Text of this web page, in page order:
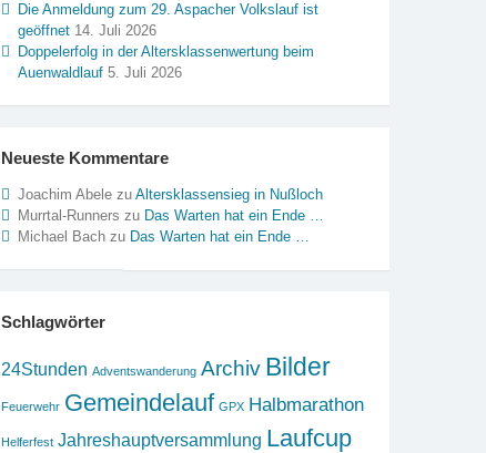
Die Anmeldung zum 29. Aspacher Volkslauf ist
geöffnet 14. Juli 2026
Doppelerfolg in der Altersklassenwertung beim
Auenwaldlauf 5. Juli 2026
Neueste Kommentare
Joachim Abelezu Altersklassensieg in Nußloch
Murrtal-Runners zu Das Warten hat ein Ende …
Michael Bachzu Das Warten hat ein Ende …
Schlagwörter
24Stunden Adventswanderung Archiv Bilder
Feuerwehr Gemeindelauf GPX Halbmarathon
Helferfest Jahreshauptversammlung Laufcup